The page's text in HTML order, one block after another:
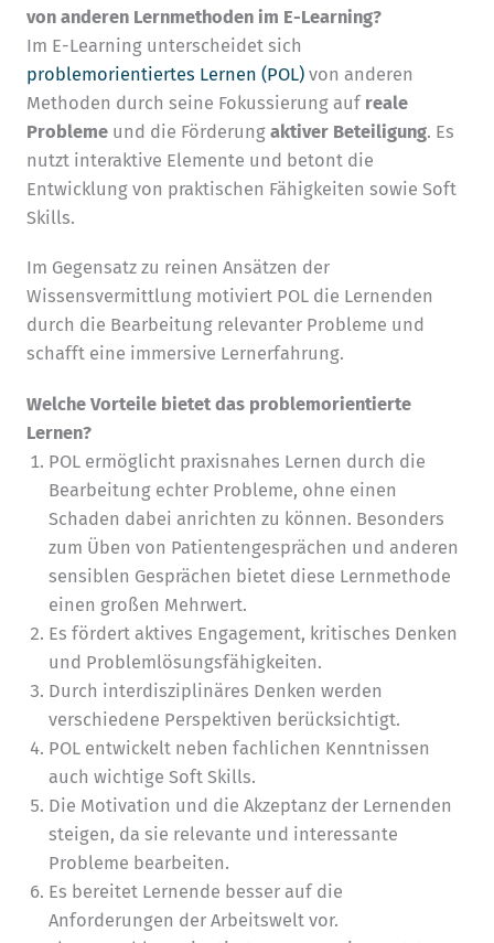
von anderen Lernmethoden im E-Learning?
Im E-Learning unterscheidet sich
problemorientiertes Lernen (POL) von anderen
Methoden durch seine Fokussierung auf reale
Probleme und die Förderung aktiver Beteiligung. Es
nutzt interaktive Elemente und betont die
Entwicklung von praktischen Fähigkeiten sowie Soft
Skills.
Im Gegensatz zu reinen Ansätzen der
Wissensvermittlung motiviert POL die Lernenden
durch die Bearbeitung relevanter Probleme und
schafft eine immersive Lernerfahrung.
Welche Vorteile bietet das problemorientierte
Lernen?
POL ermöglicht praxisnahes Lernen durch die
Bearbeitung echter Probleme, ohne einen
Schaden dabei anrichten zu können. Besonders
zum Üben von Patientengesprächen und anderen
sensiblen Gesprächen bietet diese Lernmethode
einen großen Mehrwert.
Es fördert aktives Engagement, kritisches Denken
und Problemlösungsfähigkeiten.
Durch interdisziplinäres Denken werden
verschiedene Perspektiven berücksichtigt.
POL entwickelt neben fachlichen Kenntnissen
auch wichtige Soft Skills.
Die Motivation und die Akzeptanz der Lernenden
steigen, da sie relevante und interessante
Probleme bearbeiten.
Es bereitet Lernende besser auf die
Anforderungen der Arbeitswelt vor.